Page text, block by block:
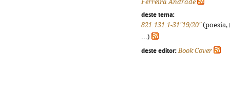
Ferreira Andrade
deste tema:
821.131.1-31"19/20"(poesia,
...)
deste editor: Book Cover